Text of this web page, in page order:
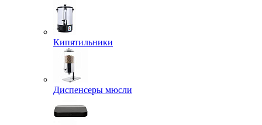
Кипятильники
Диспенсеры мюсли